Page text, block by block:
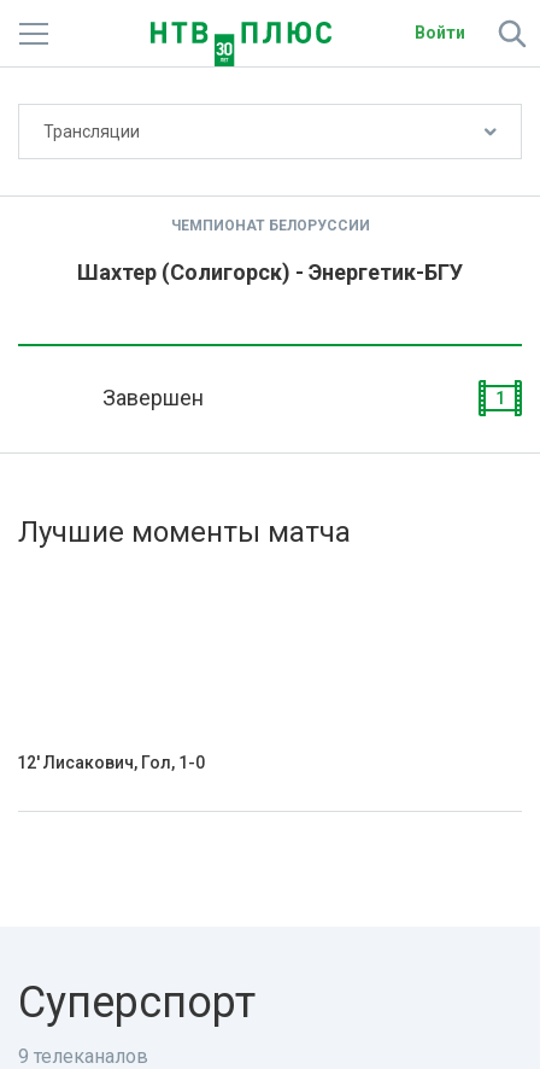
Войти
Активировать промокод
Трансляции
ЧЕМПИОНАТ БЕЛОРУССИИ
Шахтер (Солигорск) - Энергетик-БГУ
Завершен 1
Лучшие моменты матча
12' Лисакович, Гол, 1-0
Суперспорт
9 телеканалов